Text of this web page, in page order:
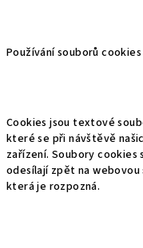
Používání souborů cookies
Cookies jsou textové
které se při návštěvě
zařízení. Soubory cookies
odesílají zpět na
která je rozpozná.